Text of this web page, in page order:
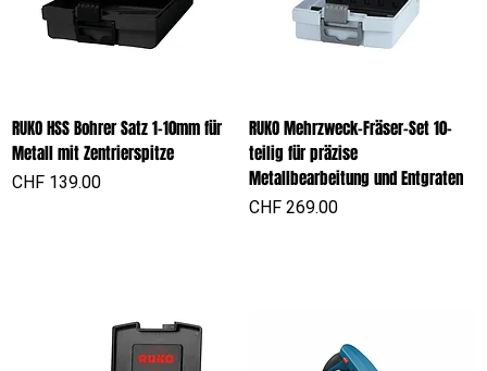
RUKO HSS Bohrer Satz 1-10mm für
Metall mit Zentrierspitze
Preis
CHF 139.00
RUKO Mehrzweck-Fräser-Set 10-
teilig für präzise
Metallbearbeitung und Entgraten
Preis
CHF 269.00